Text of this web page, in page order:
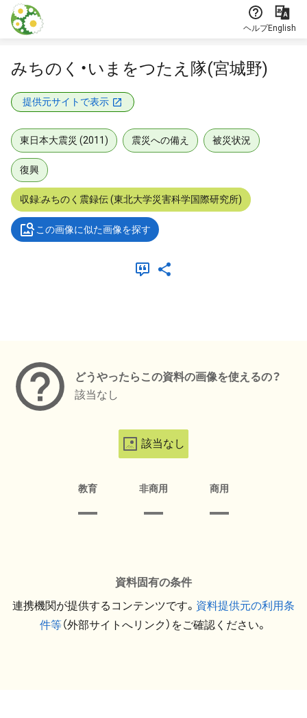
本文に飛ぶ
ヘルプEnglish
みちのく・いまをつたえ隊(宮城野)
提供元サイトで表示
東日本大震災 (2011) 震災への備え 被災状況
復興
収録:みちのく震録伝 (東北大学災害科学国際研究所)
この画像に似た画像を探す
どうやったらこの資料の画像を使えるの？
該当なし
該当なし
教育 非商用 商用
資料固有の条件
連携機関が提供するコンテンツです。 資料提供元の利用条
件等（外部サイトへリンク）をご確認ください。